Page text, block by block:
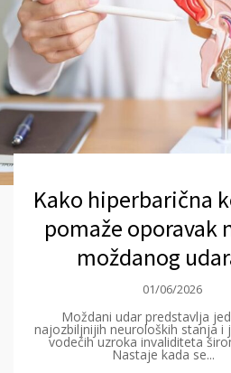
Kako hiperbarična
pomaže oporavak
moždanog
01/06/2026
Moždani udar predstavlja
najozbiljnijih neuroloških stanja i
vodećih uzroka invaliditeta
Nastaje kada se...